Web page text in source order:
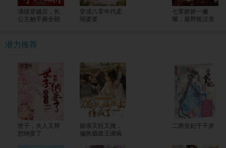
满级穿越后，长
公主她手撕全朝
穿成八零年代柔
弱婆婆
七零娇娇一撇
嘴，最野糙汉变
潜力推荐
世子，夫人又帮
您纳妾了
娘亲又狂又拽，
偏执摄政王缠疯
二两皇妃千千岁